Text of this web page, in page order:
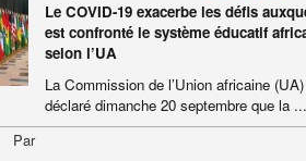
Le COVID-19 exacerbe les défis
est confronté le système éducatif
selon l’UA
La Commission de l’Union africaine
déclaré dimanche 20 septembre que la
Par